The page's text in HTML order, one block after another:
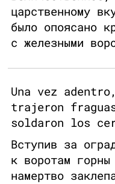
царственному
было опоясано
с железными
Una vez
trajeron
soldaron los
Вступив за
к воротам
намертво